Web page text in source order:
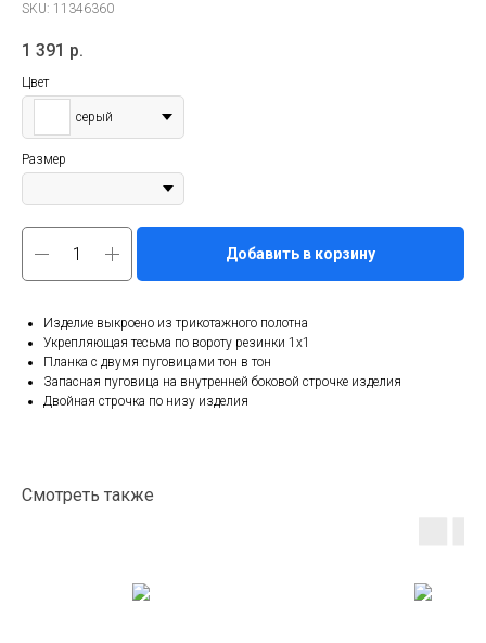
SKU: 11346360
1 391 р.
Цвет
серый
Размер
Добавить в корзину
Изделие выкроено из трикотажного полотна
Укрепляющая тесьма по вороту резинки 1х1
Планка с двумя пуговицами тон в тон
Запасная пуговица на внутренней боковой строчке изделия
Двойная строчка по низу изделия
Смотреть также